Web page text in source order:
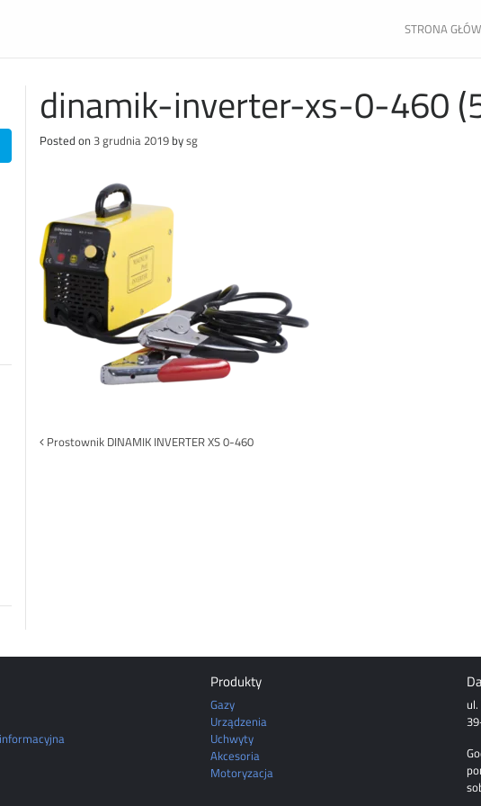
STRONA
dinamik-inverter-xs-0-460
Posted on 3 grudnia 2019bysg
Post
Prostownik DINAMIK INVERTER XS 0-460
Produkty
Gazy
Urządzenia
Uchwyty
Akcesoria
Motoryzacja